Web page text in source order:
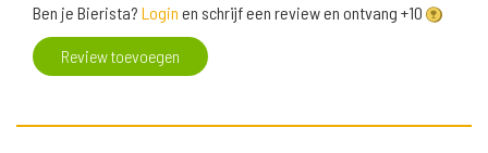
Ben je Bierista? Login en schrijf een review en ontvang +10
Review toevoegen